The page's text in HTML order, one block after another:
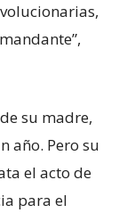
su madre,
año. Pero su
el acto de
para el